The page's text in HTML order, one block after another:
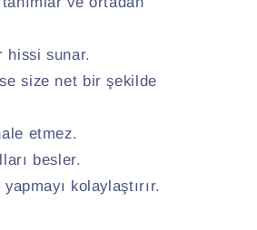
hissi sunar.
size net bir şekilde
etmez.
besler.
kolaylaştırır.